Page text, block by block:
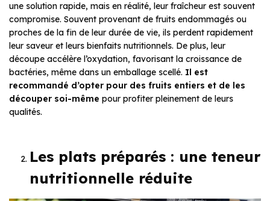
une solution rapide, mais en réalité, leur fraîcheur est souvent
compromise. Souvent provenant de fruits endommagés ou
proches de la fin de leur durée de vie, ils perdent rapidement
leur saveur et leurs bienfaits nutritionnels. De plus, leur
découpe accélère l’oxydation, favorisant la croissance de
bactéries, même dans un emballage scellé. Il est
recommandé d’opter pour des fruits entiers et de les
découper soi-même pour profiter pleinement de leurs
qualités.
Les plats préparés : une teneur
nutritionnelle réduite